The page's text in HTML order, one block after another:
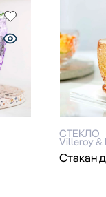
СТЕКЛО
Villeroy &
Стакан